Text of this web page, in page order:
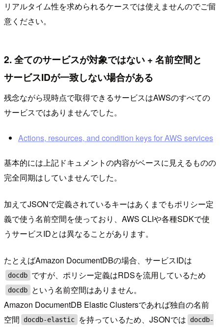
リアルタイム性を求められるケースでは使えませんのでご留
意ください。
2. 全てのサービスが対象ではない + 名前空間と
サービスIDが一致しない場合がある
残念ながら現時点で取得できるサービスはAWSのすべての
サービスではありませんでした。
Actions, resources, and condition keys for AWS services
基本的には上記ドキュメントの内容がベースに見えるものの
完全同期はしていませんでした。
加えてJSONで定義されているキーはあくまでもポリシー定
義で使う名前空間を使っており、AWS CLIや各種SDKで使
うサービスIDとは異なることがあります。
たとえばAmazon DocumentDBの場合、サービスIDは
docdb ですが、ポリシー定義はRDSを流用しているため
docdb
という名前空間はありません。
Amazon DocumentDB Elastic Clustersであれば独自の名前
空間
docdb-elastic を持っているため、JSONでは
docdb-